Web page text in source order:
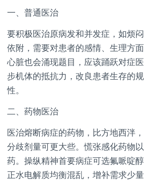
一、普通医治
要积极医治原病发和并发症，如烦
依附，需要对患者的感情、生理方面
心脏也会涌现题目，应该踊跃对症医
步机体的抵抗力，改良患者生存的
性。
二、药物医治
医治熔断病症的药物，比方地西泮
分歧剂量可更大些。慌张感化药物
药。操纵精神首要病症可选氟哌啶
正水电解质均衡混乱，增补需求少量